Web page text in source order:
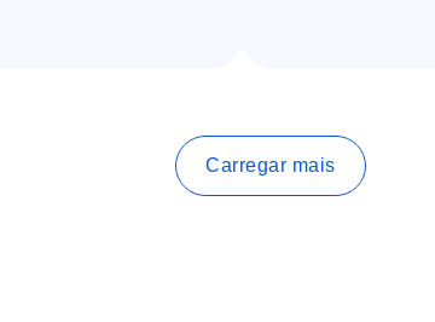
Carregar mais